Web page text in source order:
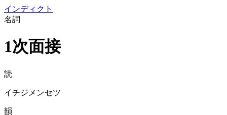
インディクト
名詞
1次面接
読
イチジメンセツ
韻